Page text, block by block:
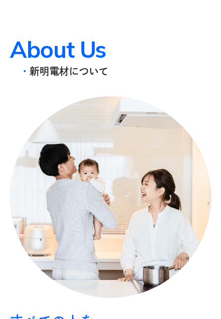
About Us
新明電材について